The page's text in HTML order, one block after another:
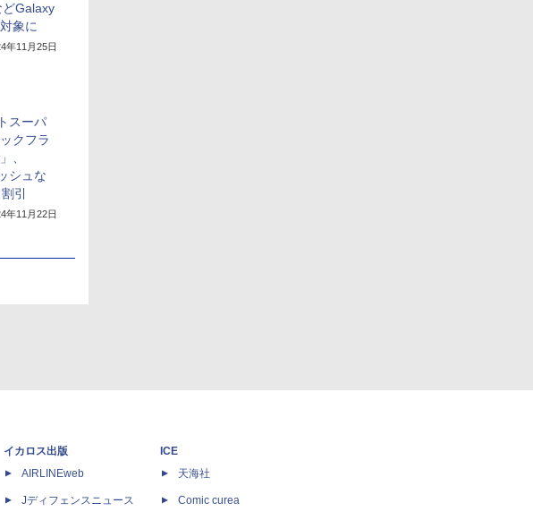
Galaxy
象に
年11月25日
スーパ
クフラ
、
シュな
引
年11月22日
イカロス出版
AIRLINEweb
Jディフェンスニュース
ICE
天海社
Comic curea